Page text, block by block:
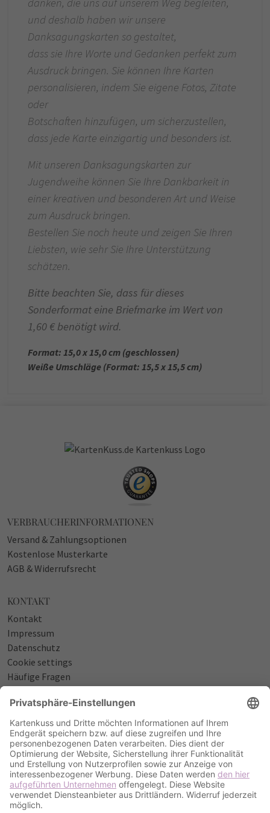
danken, die uns auf unserem Weg begleiten,
und deshalb haben wir unsere
Danksagungskarten so gestaltet,
dass sie Ihre Worte und Gedanken perfekt zum
Ausdruck bringen. Sie können Ihre Karten
personalisieren, indem Sie eigene Fotos, Zitate
oder
Botschaften hinzufügen, um sicherzustellen,
dass jede Karte einzigartig und besonders ist.
Mit unseren Danksagungskarten zur
Jugendweihe können Sie Ihre Dankbarkeit in
einer kreativen und besonderen Art und Weise
zum Ausdruck bringen.
Bestellen Sie noch heute und zeigen Sie Ihren
Liebsten, wie sehr Sie Ihre Unterstützung
schätzen.
Bitte beachten Sie, dass für dieses
Sonderformat eine Briefmarke im Wert von
1,60 € benötigt wird.
Format: 15,0 x 15,0 cm (geschlossen)
Weiße Umschläge (Format: 15,5 x 15,5 cm)
VERBRAUCHERINFORMATIONEN
Versand & Zahlungsoptionen
Kostenlose Musterkarte
AGB & Widerrufsrecht
KONTAKT
Kontakt
Impressum
Datenschutz
Cookie settings
Häufige Fragen
NÜTZLICHES
Sprüche zur Geburt
Einladungstexte zum Geburtstag
Einladungstexte zur Silberhochzeit
Qualität & Umschläge
Bestellablauf